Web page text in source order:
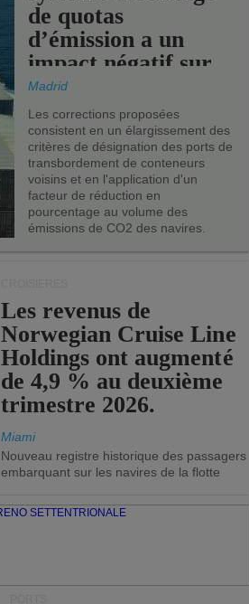
de quotas
d’émission a un
impact négatif sur
les ports de l’UE.
Madrid
Les corrections proposées
consistent en un élargissement des
critères de désignation des ports de
transbordement de conteneurs
voisins et en l'application d'un
facteur de réduction en
pourcentage au volume des
émissions de CO2 des navires.
Les revenus de
Norwegian Cruise Line
Holdings ont augmenté
de 4,9 % au deuxième
trimestre 2026.
Miami
Nouveau registre historique des passagers
embarquant sur les navires de la flotte